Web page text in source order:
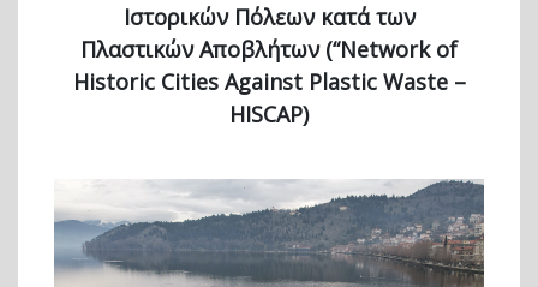
Ιστορικών Πόλεων κατά των
Πλαστικών Αποβλήτων (“Network of
Historic Cities Against Plastic Waste –
HISCAP)